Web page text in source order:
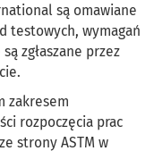
są omawiane
testowych, wymagań
zgłaszane przez
zakresem
rozpoczęcia prac
strony ASTM w